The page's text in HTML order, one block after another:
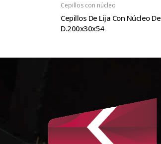
Cepillos con núcleo
Cepillos De Lija Con Núcleo De
D.200x30x54